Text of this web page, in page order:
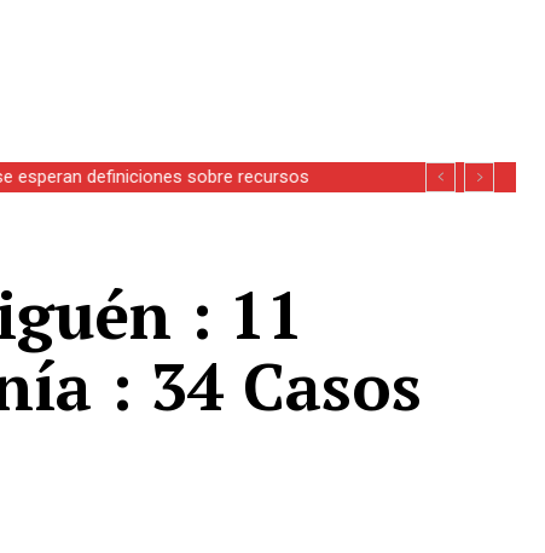
esperan definiciones sobre recursos
: 11
: 34 Casos